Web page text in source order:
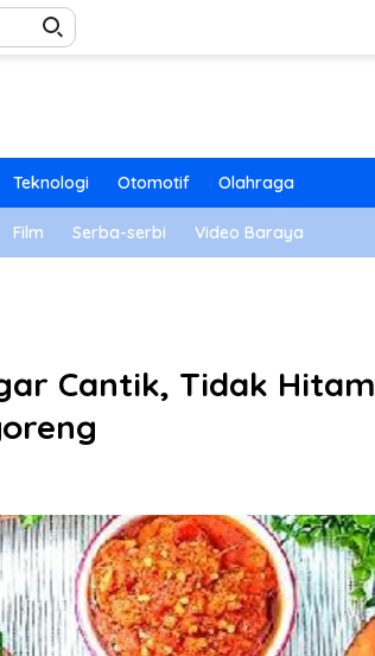
Teknologi Otomotif Olahraga
Film Serba-serbi Video Baraya
Cantik, Tidak Hitam